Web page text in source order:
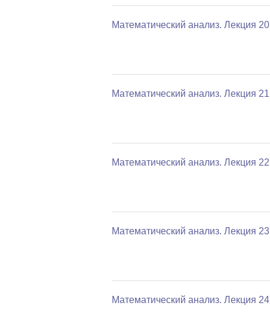
Математический анализ. Лекция 20
Математический анализ. Лекция 21
Математический анализ. Лекция 22
Математический анализ. Лекция 23
Математический анализ. Лекция 24